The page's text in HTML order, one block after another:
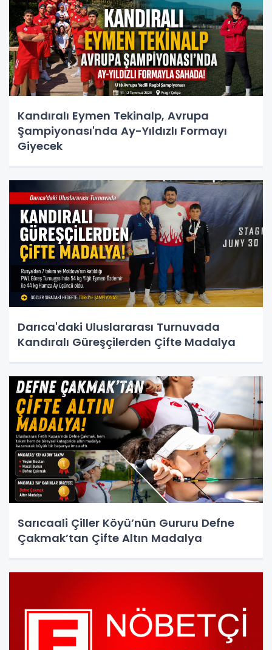
Kandıralı Eymen Tekinalp, Avrupa
Şampiyonası'nda Ay-Yıldızlı Formayı
Giyecek
Darıca'daki Uluslararası Turnuvada
Kandıralı Güreşçilerden Çifte Madalya
Sarıcaali Çiller Köyü’nün Gururu Defne
Çakmak’tan Çifte Altın Madalya